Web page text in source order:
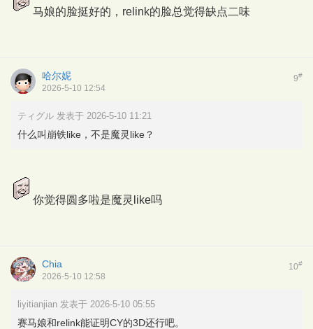
马娘的脸挺好的，relink的脸总觉得缺点二味
9#
哈尔妮
2026-5-10 12:54
ティグル 发表于 2026-5-10 11:21
什么叫崩铁like，不是魔灵like？
你觉得圆多啦是魔灵like吗
10#
Chia
2026-5-10 12:58
liyitianjian 发表于 2026-5-10 05:55
赛马娘和relink能证明CY的3D还行吧。